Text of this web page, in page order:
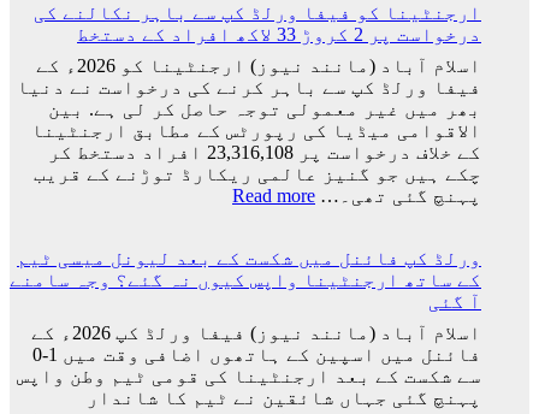
اور
جارجینا
روڈریگز
کی
شادی
کی
تاریخ
سامنے
آ
گئی
ارجنٹینا کو فیفا ورلڈ کپ سے باہر نکالنے کی
درخواست پر 2 کروڑ 33 لاکھ افراد کے دستخط
اسلام آباد (مانند نیوز) ارجنٹینا کو 2026ء کے
فیفا ورلڈ کپ سے باہر کرنے کی درخواست نے دنیا
بھر میں غیر معمولی توجہ حاصل کر لی ہے. بین
الاقوامی میڈیا کی رپورٹس کے مطابق ارجنٹینا
کے خلاف درخواست پر 23,316,108 افراد دستخط کر
چکے ہیں جو گنیز عالمی ریکارڈ توڑنے کے قریب
پہنچ گئی تھی۔… Read more
:
فیفا
ورلڈ
باہر
نکالنے
کی
ورلڈ کپ فائنل میں شکست کے بعد لیونل میسی ٹیم
کے ساتھ ارجنٹینا واپس کیوں نہ گئے؟ وجہ سامنے
آ گئی
اسلام آباد (مانند نیوز) فیفا ورلڈ کپ 2026ء کے
فائنل میں اسپین کے ہاتھوں اضافی وقت میں 1-0
سے شکست کے بعد ارجنٹینا کی قومی ٹیم وطن واپس
پہنچ گئی جہاں شائقین نے ٹیم کا شاندار